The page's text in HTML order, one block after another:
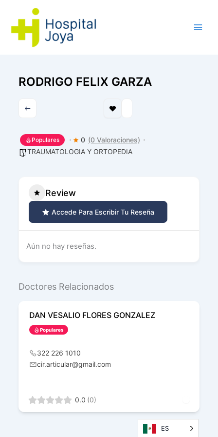
contenido
RODRIGO FELIX GARZA
Populares 0 (0 Valoraciones)
TRAUMATOLOGIA Y ORTOPEDIA
Review
Accede Para Escribir Tu Reseña
Aún no hay reseñas.
Doctores Relacionados
DAN VESALIO FLORES GONZALEZ
Populares
322 226 1010
cir.articular@gmail.com
0.0 (0)
ES